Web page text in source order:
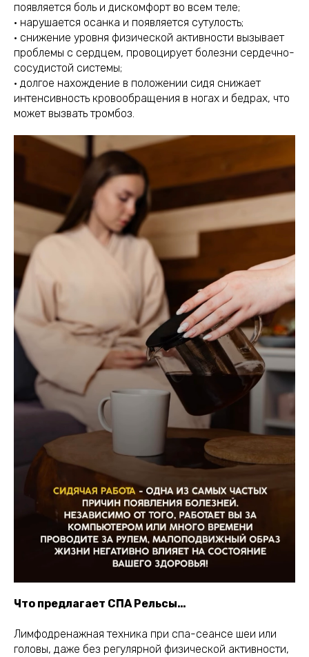
появляется боль и дискомфорт во всем теле;
• нарушается осанка и появляется сутулость;
• снижение уровня физической активности вызывает
проблемы с сердцем, провоцирует болезни сердечно-
сосудистой системы;
• долгое нахождение в положении сидя снижает
интенсивность кровообращения в ногах и бедрах, что
может вызвать тромбоз.
Что предлагает СПА Рельсы…
Лимфодренажная техника при спа-сеансе шеи или
головы, даже без регулярной физической активности,